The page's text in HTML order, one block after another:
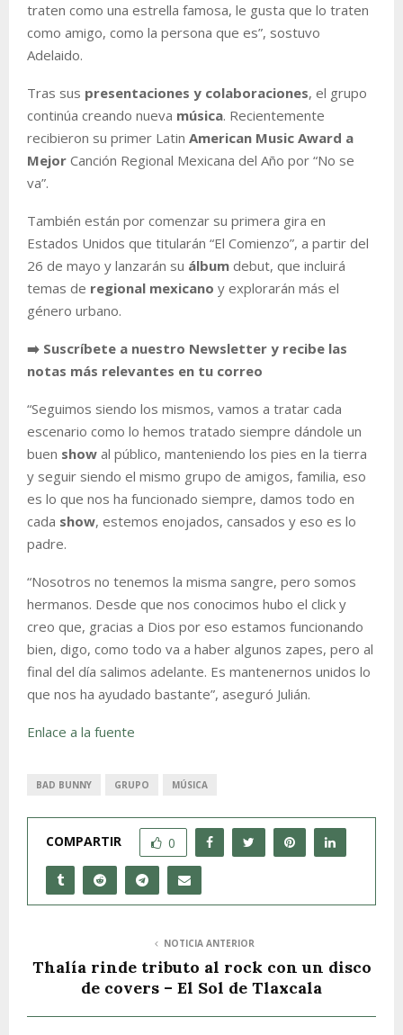
traten como una estrella famosa, le gusta que lo traten
como amigo, como la persona que es”, sostuvo
Adelaido.
Tras sus presentaciones y colaboraciones, el grupo
continúa creando nueva música. Recientemente
recibieron su primer Latin American Music Award a
Mejor Canción Regional Mexicana del Año por “No se
va”.
También están por comenzar su primera gira en
Estados Unidos que titularán “El Comienzo”, a partir del
26 de mayo y lanzarán su álbum debut, que incluirá
temas de regional mexicano y explorarán más el
género urbano.
➡️ Suscríbete a nuestro Newsletter y recibe las
notas más relevantes en tu correo
“Seguimos siendo los mismos, vamos a tratar cada
escenario como lo hemos tratado siempre dándole un
buen show al público, manteniendo los pies en la tierra
y seguir siendo el mismo grupo de amigos, familia, eso
es lo que nos ha funcionado siempre, damos todo en
cada show, estemos enojados, cansados y eso es lo
padre.
“Nosotros no tenemos la misma sangre, pero somos
hermanos. Desde que nos conocimos hubo el click y
creo que, gracias a Dios por eso estamos funcionando
bien, digo, como todo va a haber algunos zapes, pero al
final del día salimos adelante. Es mantenernos unidos lo
que nos ha ayudado bastante”, aseguró Julián.
Enlace a la fuente
BAD BUNNY GRUPO MÚSICA
COMPARTIR 0
NOTICIA ANTERIOR
Thalía rinde tributo al rock con un disco
de covers – El Sol de Tlaxcala